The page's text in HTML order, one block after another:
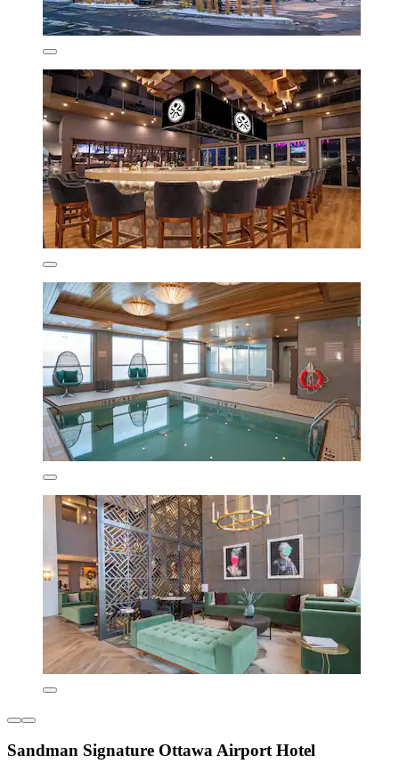
Sandman Signature Ottawa Airport Hotel